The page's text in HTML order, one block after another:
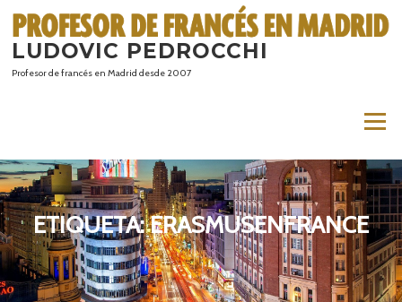
contenido
LUDOVIC PEDROCCHI
Profesor de francés en Madrid desde 2007
Menú
ETIQUETA:ERASMUSENFRANCE